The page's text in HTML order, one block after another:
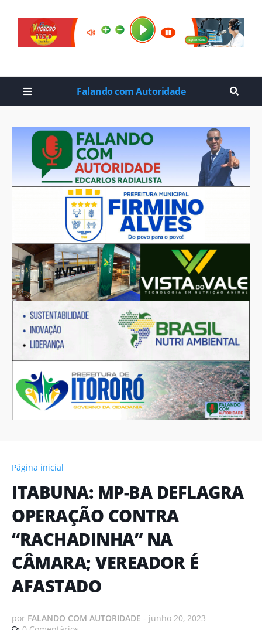
Falando com Autoridade
Página inicial
ITABUNA: MP-BA DEFLAGRA
OPERAÇÃO CONTRA
“RACHADINHA” NA
CÂMARA; VEREADOR É
AFASTADO
por FALANDO COM AUTORIDADE - junho 20, 2023